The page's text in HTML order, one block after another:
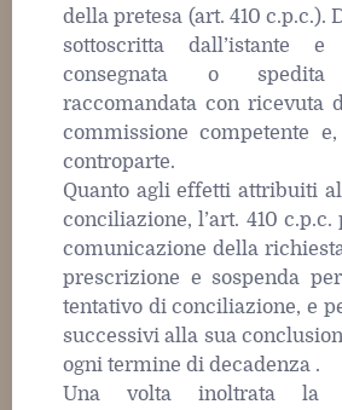
della pretesa (art. 410 c.p.c.).
sottoscritta dall’istante
consegnata o
raccomandata con ricevuta
commissione competente
controparte.
Quanto agli effetti attribuiti
conciliazione, l’art. 410
comunicazione della
prescrizione e sospenda
tentativo di conciliazione, e
successivi alla sua
ogni termine di decadenza .
Una volta inoltrata la